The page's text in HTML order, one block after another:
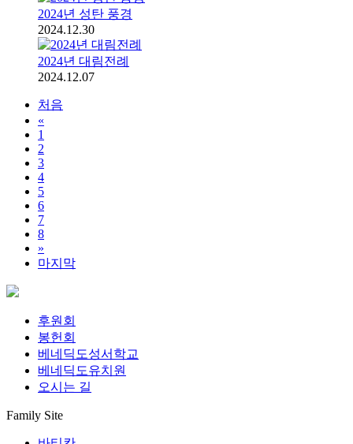
2024년 성탄 풍경
2024.12.30
2024년 대림전례
2024.12.07
처음
«
1
2
3
4
5
6
7
8
»
마지막
후원회
봉헌회
베네딕도성서학교
베네딕도유치원
오시는 길
Family Site